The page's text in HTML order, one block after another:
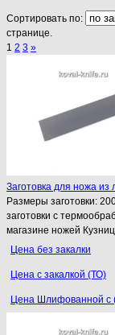
Сортировать по:
странице.
1 2 3 »
Заготовка для ножа
Размеры заготовки:
заготовки с
магазине ножей
Цена без закалки
Цена с закалкой (ТО)
Цена Шлифованной с